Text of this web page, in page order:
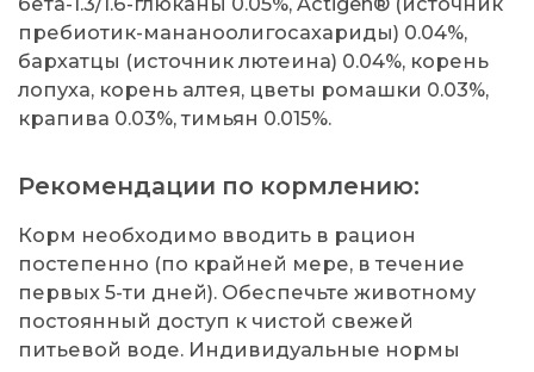
пребиотик-мананоолигосахариды) 0.04%,
бархатцы (источник лютеина) 0.04%, корень
лопуха, корень алтея, цветы ромашки 0.03%,
крапива 0.03%, тимьян 0.015%.
Рекомендации по кормлению:
Корм необходимо вводить в рацион
постепенно (по крайней мере, в течение
первых 5-ти дней). Обеспечьте животному
постоянный доступ к чистой свежей
питьевой воде. Индивидуальные нормы